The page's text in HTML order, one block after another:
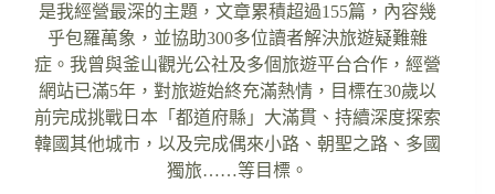
是我經營最深的主題，文章累積超過155篇，內容幾
乎包羅萬象，並協助300多位讀者解決旅遊疑難雜
症。我曾與釜山觀光公社及多個旅遊平台合作，經營
網站已滿5年，對旅遊始終充滿熱情，目標在30歲以
前完成挑戰日本「都道府縣」大滿貫、持續深度探索
韓國其他城市，以及完成偶來小路、朝聖之路、多國
獨旅……等目標。